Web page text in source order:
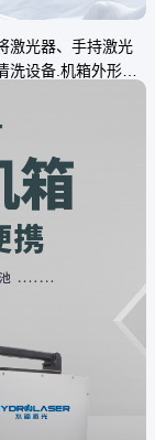
激光器、手持激光
洗设备.机箱外形尺